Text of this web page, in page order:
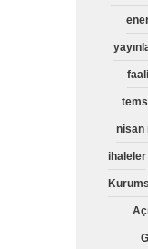
nisan
ihaleler